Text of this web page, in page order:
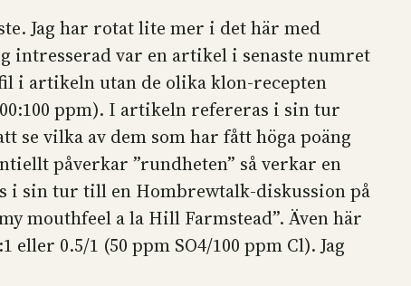
Jag har rotat lite mer i det här med
intresserad var en artikel i senaste numret
i artikeln utan de olika klon-recepten
ppm). I artikeln refereras i sin tur
se vilka av dem som har fått höga poäng
påverkar ”rundheten” så verkar en
i sin tur till en Hombrewtalk-diskussion på
mouthfeel a la Hill Farmstead”. Även här
0.5/1 (50 ppm SO4/100 ppm Cl). Jag